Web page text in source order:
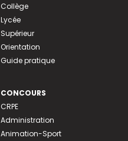
Collège
Lycée
Supérieur
Orientation
Guide pratique
CONCOURS
CRPE
Administration
Animation-Sport